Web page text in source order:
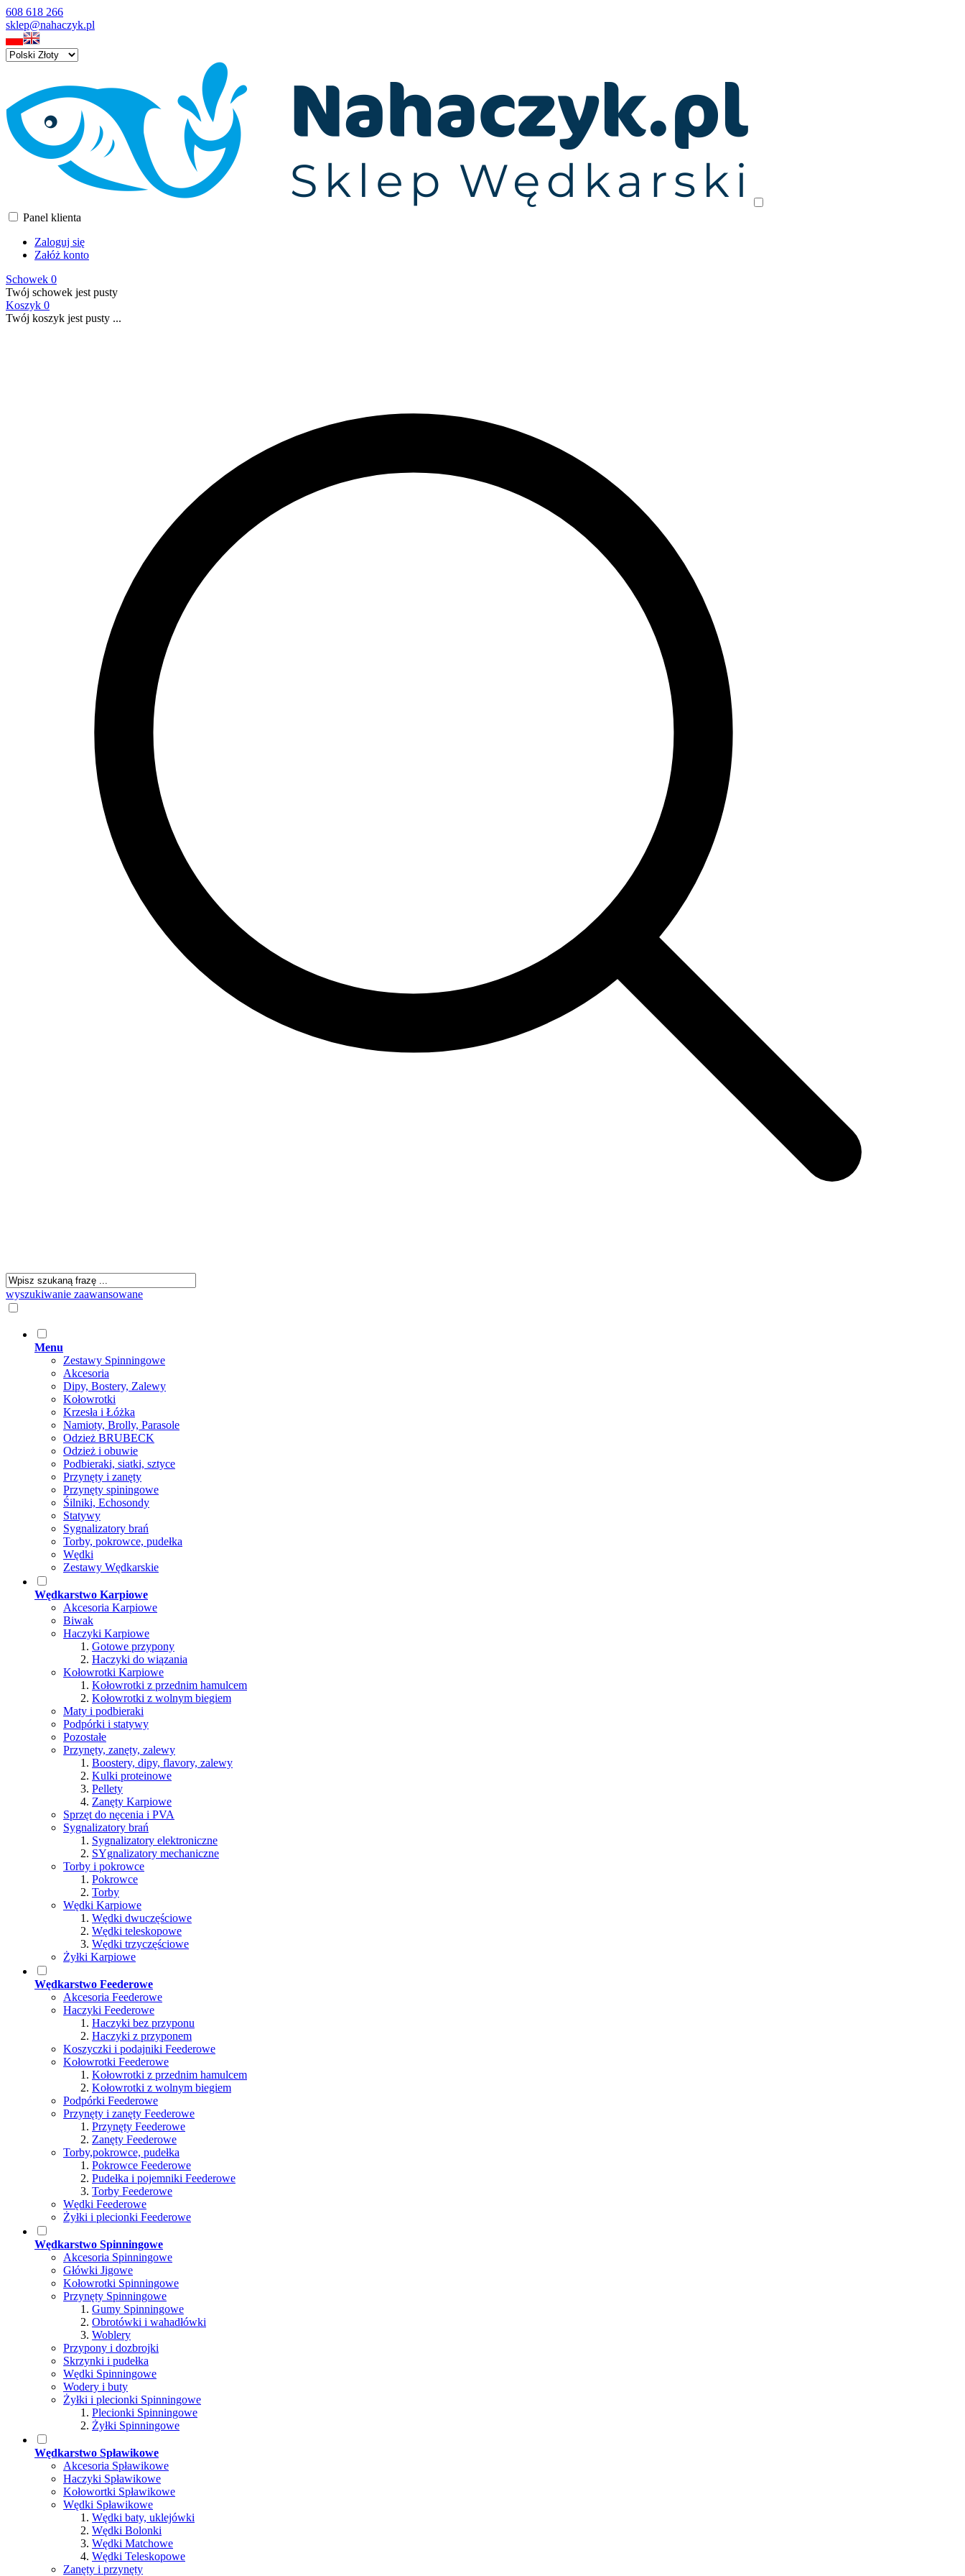
608 618 266
sklep@nahaczyk.pl
Panel klienta
Zaloguj się
Załóż konto
Schowek 0
Twój schowek jest pusty
Koszyk 0
Twój koszyk jest pusty ...
wyszukiwanie zaawansowane
Menu
Zestawy Spinningowe
Akcesoria
Dipy, Bostery, Zalewy
Kołowrotki
Krzesła i Łóżka
Namioty, Brolly, Parasole
Odzież BRUBECK
Odzież i obuwie
Podbieraki, siatki, sztyce
Przynęty i zanęty
Przynęty spiningowe
Śilniki, Echosondy
Statywy
Sygnalizatory brań
Torby, pokrowce, pudełka
Wędki
Zestawy Wędkarskie
Wędkarstwo Karpiowe
Akcesoria Karpiowe
Biwak
Haczyki Karpiowe
Gotowe przypony
Haczyki do wiązania
Kołowrotki Karpiowe
Kołowrotki z przednim hamulcem
Kołowrotki z wolnym biegiem
Maty i podbieraki
Podpórki i statywy
Pozostałe
Przynęty, zanęty, zalewy
Boostery, dipy, flavory, zalewy
Kulki proteinowe
Pellety
Zanęty Karpiowe
Sprzęt do nęcenia i PVA
Sygnalizatory brań
Sygnalizatory elektroniczne
SYgnalizatory mechaniczne
Torby i pokrowce
Pokrowce
Torby
Wędki Karpiowe
Wędki dwuczęściowe
Wędki teleskopowe
Wędki trzyczęściowe
Żyłki Karpiowe
Wędkarstwo Feederowe
Akcesoria Feederowe
Haczyki Feederowe
Haczyki bez przyponu
Haczyki z przyponem
Koszyczki i podajniki Feederowe
Kołowrotki Feederowe
Kołowrotki z przednim hamulcem
Kołowrotki z wolnym biegiem
Podpórki Feederowe
Przynęty i zanęty Feederowe
Przynęty Feederowe
Zanęty Feederowe
Torby,pokrowce, pudełka
Pokrowce Feederowe
Pudełka i pojemniki Feederowe
Torby Feederowe
Wędki Feederowe
Żyłki i plecionki Feederowe
Wędkarstwo Spinningowe
Akcesoria Spinningowe
Główki Jigowe
Kołowrotki Spinningowe
Przynęty Spinningowe
Gumy Spinningowe
Obrotówki i wahadłówki
Woblery
Przypony i dozbrojki
Skrzynki i pudełka
Wędki Spinningowe
Wodery i buty
Żyłki i plecionki Spinningowe
Plecionki Spinningowe
Żyłki Spinningowe
Wędkarstwo Spławikowe
Akcesoria Spławikowe
Haczyki Spławikowe
Kołowortki Spławikowe
Wędki Spławikowe
Wędki baty, uklejówki
Wędki Bolonki
Wędki Matchowe
Wędki Teleskopowe
Zanęty i przynęty